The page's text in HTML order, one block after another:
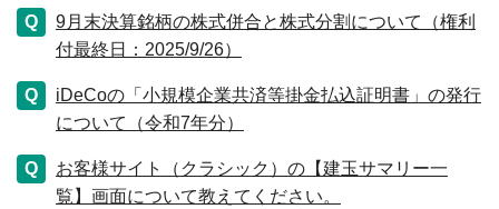
9月末決算銘柄の株式併合と株式分割について（権利
付最終日：2025/9/26）
iDeCoの「小規模企業共済等掛金払込証明書」の発行
について（令和7年分）
お客様サイト（クラシック）の【建玉サマリー一
覧】画面について教えてください。